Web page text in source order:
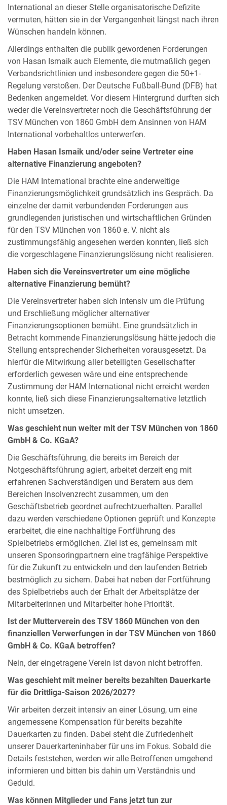
International an dieser Stelle organisatorische Defizite
vermuten, hätten sie in der Vergangenheit längst nach ihren
Wünschen handeln können.
Allerdings enthalten die publik gewordenen Forderungen
von Hasan Ismaik auch Elemente, die mutmaßlich gegen
Verbandsrichtlinien und insbesondere gegen die 50+1-
Regelung verstoßen. Der Deutsche Fußball-Bund (DFB) hat
Bedenken angemeldet. Vor diesem Hintergrund durften sich
weder die Vereinsvertreter noch die Geschäftsführung der
TSV München von 1860 GmbH dem Ansinnen von HAM
International vorbehaltlos unterwerfen.
Haben Hasan Ismaik und/oder seine Vertreter eine
alternative Finanzierung angeboten?
Die HAM International brachte eine anderweitige
Finanzierungsmöglichkeit grundsätzlich ins Gespräch. Da
einzelne der damit verbundenden Forderungen aus
grundlegenden juristischen und wirtschaftlichen Gründen
für den TSV München von 1860 e. V. nicht als
zustimmungsfähig angesehen werden konnten, ließ sich
die vorgeschlagene Finanzierungslösung nicht realisieren.
Haben sich die Vereinsvertreter um eine mögliche
alternative Finanzierung bemüht?
Die Vereinsvertreter haben sich intensiv um die Prüfung
und Erschließung möglicher alternativer
Finanzierungsoptionen bemüht. Eine grundsätzlich in
Betracht kommende Finanzierungslösung hätte jedoch die
Stellung entsprechender Sicherheiten vorausgesetzt. Da
hierfür die Mitwirkung aller beteiligten Gesellschafter
erforderlich gewesen wäre und eine entsprechende
Zustimmung der HAM International nicht erreicht werden
konnte, ließ sich diese Finanzierungsalternative letztlich
nicht umsetzen.
Was geschieht nun weiter mit der TSV München von 1860
GmbH & Co. KGaA?
Die Geschäftsführung, die bereits im Bereich der
Notgeschäftsführung agiert, arbeitet derzeit eng mit
erfahrenen Sachverständigen und Beratern aus dem
Bereichen Insolvenzrecht zusammen, um den
Geschäftsbetrieb geordnet aufrechtzuerhalten. Parallel
dazu werden verschiedene Optionen geprüft und Konzepte
erarbeitet, die eine nachhaltige Fortführung des
Spielbetriebs ermöglichen. Ziel ist es, gemeinsam mit
unseren Sponsoringpartnern eine tragfähige Perspektive
für die Zukunft zu entwickeln und den laufenden Betrieb
bestmöglich zu sichern. Dabei hat neben der Fortführung
des Spielbetriebs auch der Erhalt der Arbeitsplätze der
Mitarbeiterinnen und Mitarbeiter hohe Priorität.
Ist der Mutterverein des TSV 1860 München von den
finanziellen Verwerfungen in der TSV München von 1860
GmbH & Co. KGaA betroffen?
Nein, der eingetragene Verein ist davon nicht betroffen.
Was geschieht mit meiner bereits bezahlten Dauerkarte
für die Drittliga-Saison 2026/2027?
Wir arbeiten derzeit intensiv an einer Lösung, um eine
angemessene Kompensation für bereits bezahlte
Dauerkarten zu finden. Dabei steht die Zufriedenheit
unserer Dauerkarteninhaber für uns im Fokus. Sobald die
Details feststehen, werden wir alle Betroffenen umgehend
informieren und bitten bis dahin um Verständnis und
Geduld.
Was können Mitglieder und Fans jetzt tun zur